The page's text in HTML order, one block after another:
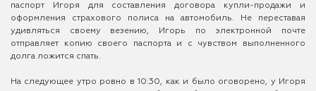
паспорт Игоря для составления договора купли-продажи и
оформления страхового полиса на автомобиль. Не переставая
удивляться своему везению, Игорь по электронной почте
отправляет копию своего паспорта и с чувством выполненного
долга ложится спать.
На следующее утро ровно в 10:30, как и было оговорено, у Игоря